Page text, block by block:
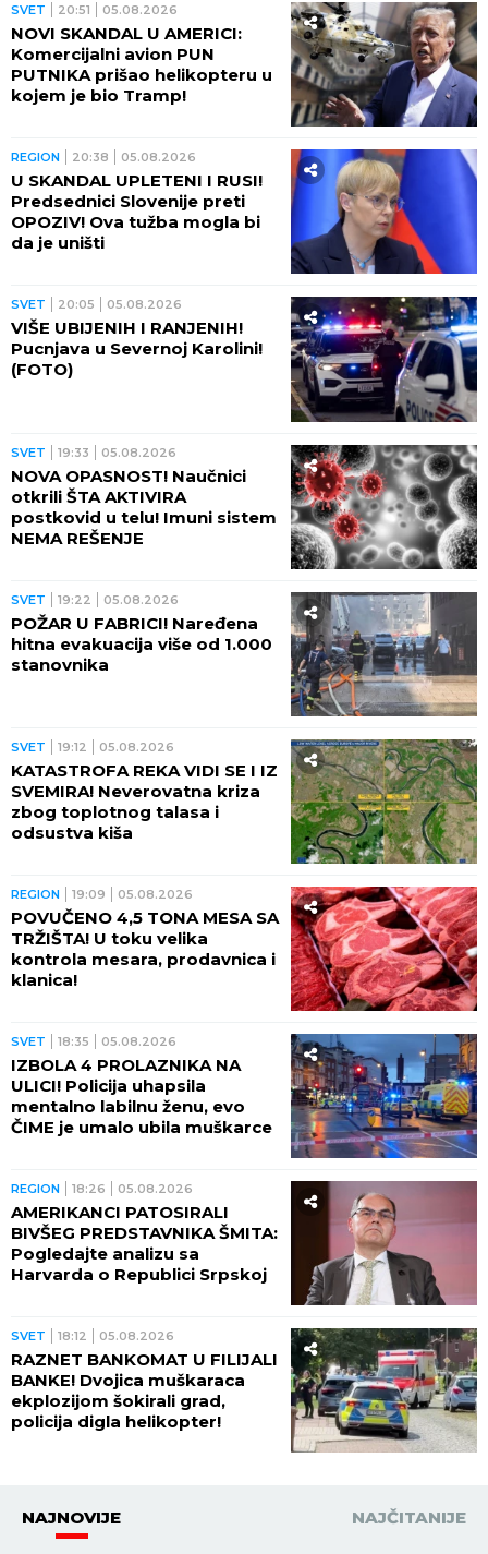
SVET 20:51 05.08.2026
NOVI SKANDAL U AMERICI:
Komercijalni avion PUN
PUTNIKA prišao helikopteru u
kojem je bio Tramp!
REGION 20:38 05.08.2026
U SKANDAL UPLETENI I RUSI!
Predsednici Slovenije preti
OPOZIV! Ova tužba mogla bi
da je uništi
SVET 20:05 05.08.2026
VIŠE UBIJENIH I RANJENIH!
Pucnjava u Severnoj Karolini!
(FOTO)
SVET 19:33 05.08.2026
NOVA OPASNOST! Naučnici
otkrili ŠTA AKTIVIRA
postkovid u telu! Imuni sistem
NEMA REŠENJE
SVET 19:22 05.08.2026
POŽAR U FABRICI! Naređena
hitna evakuacija više od 1.000
stanovnika
SVET 19:12 05.08.2026
KATASTROFA REKA VIDI SE I IZ
SVEMIRA! Neverovatna kriza
zbog toplotnog talasa i
odsustva kiša
REGION 19:09 05.08.2026
POVUČENO 4,5 TONA MESA SA
TRŽIŠTA! U toku velika
kontrola mesara, prodavnica i
klanica!
SVET 18:35 05.08.2026
IZBOLA 4 PROLAZNIKA NA
ULICI! Policija uhapsila
mentalno labilnu ženu, evo
ČIME je umalo ubila muškarce
REGION 18:26 05.08.2026
AMERIKANCI PATOSIRALI
BIVŠEG PREDSTAVNIKA ŠMITA:
Pogledajte analizu sa
Harvarda o Republici Srpskoj
SVET 18:12 05.08.2026
RAZNET BANKOMAT U FILIJALI
BANKE! Dvojica muškaraca
ekplozijom šokirali grad,
policija digla helikopter!
NAJNOVIJE NAJČITANIJE